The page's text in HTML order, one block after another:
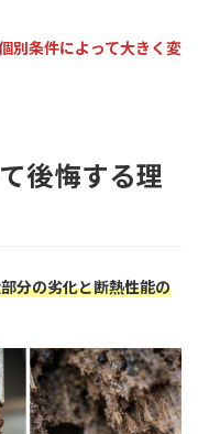
別条件によって大きく変
後悔する理
分の劣化と断熱性能の